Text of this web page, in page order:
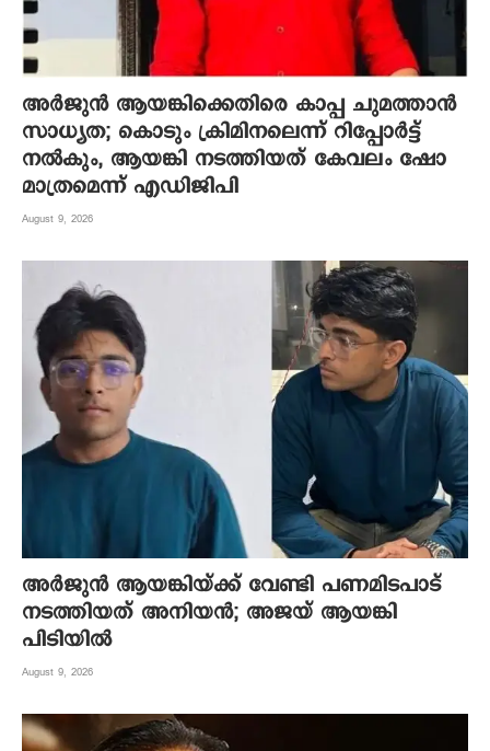
അർജുൻ ആയങ്കിക്കെതിരെ കാപ്പ ചുമത്താൻ
സാധ്യത; കൊടും ക്രിമിനലെന്ന് റിപ്പോർട്ട്
നൽകും, ആയങ്കി നടത്തിയത് കേവലം ഷോ
മാത്രമെന്ന് എഡിജിപി
August 9, 2026
അർജുൻ ആയങ്കിയ്ക്ക് വേണ്ടി പണമിടപാട്
നടത്തിയത് അനിയൻ; അജയ് ആയങ്കി
പിടിയിൽ
August 9, 2026